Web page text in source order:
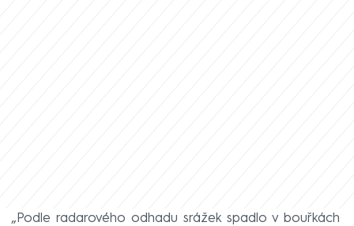
„Podle radarového odhadu srážek spadlo v bouřkách